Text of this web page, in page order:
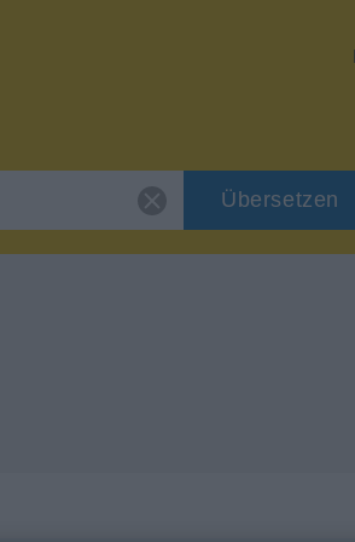
Übersetzen